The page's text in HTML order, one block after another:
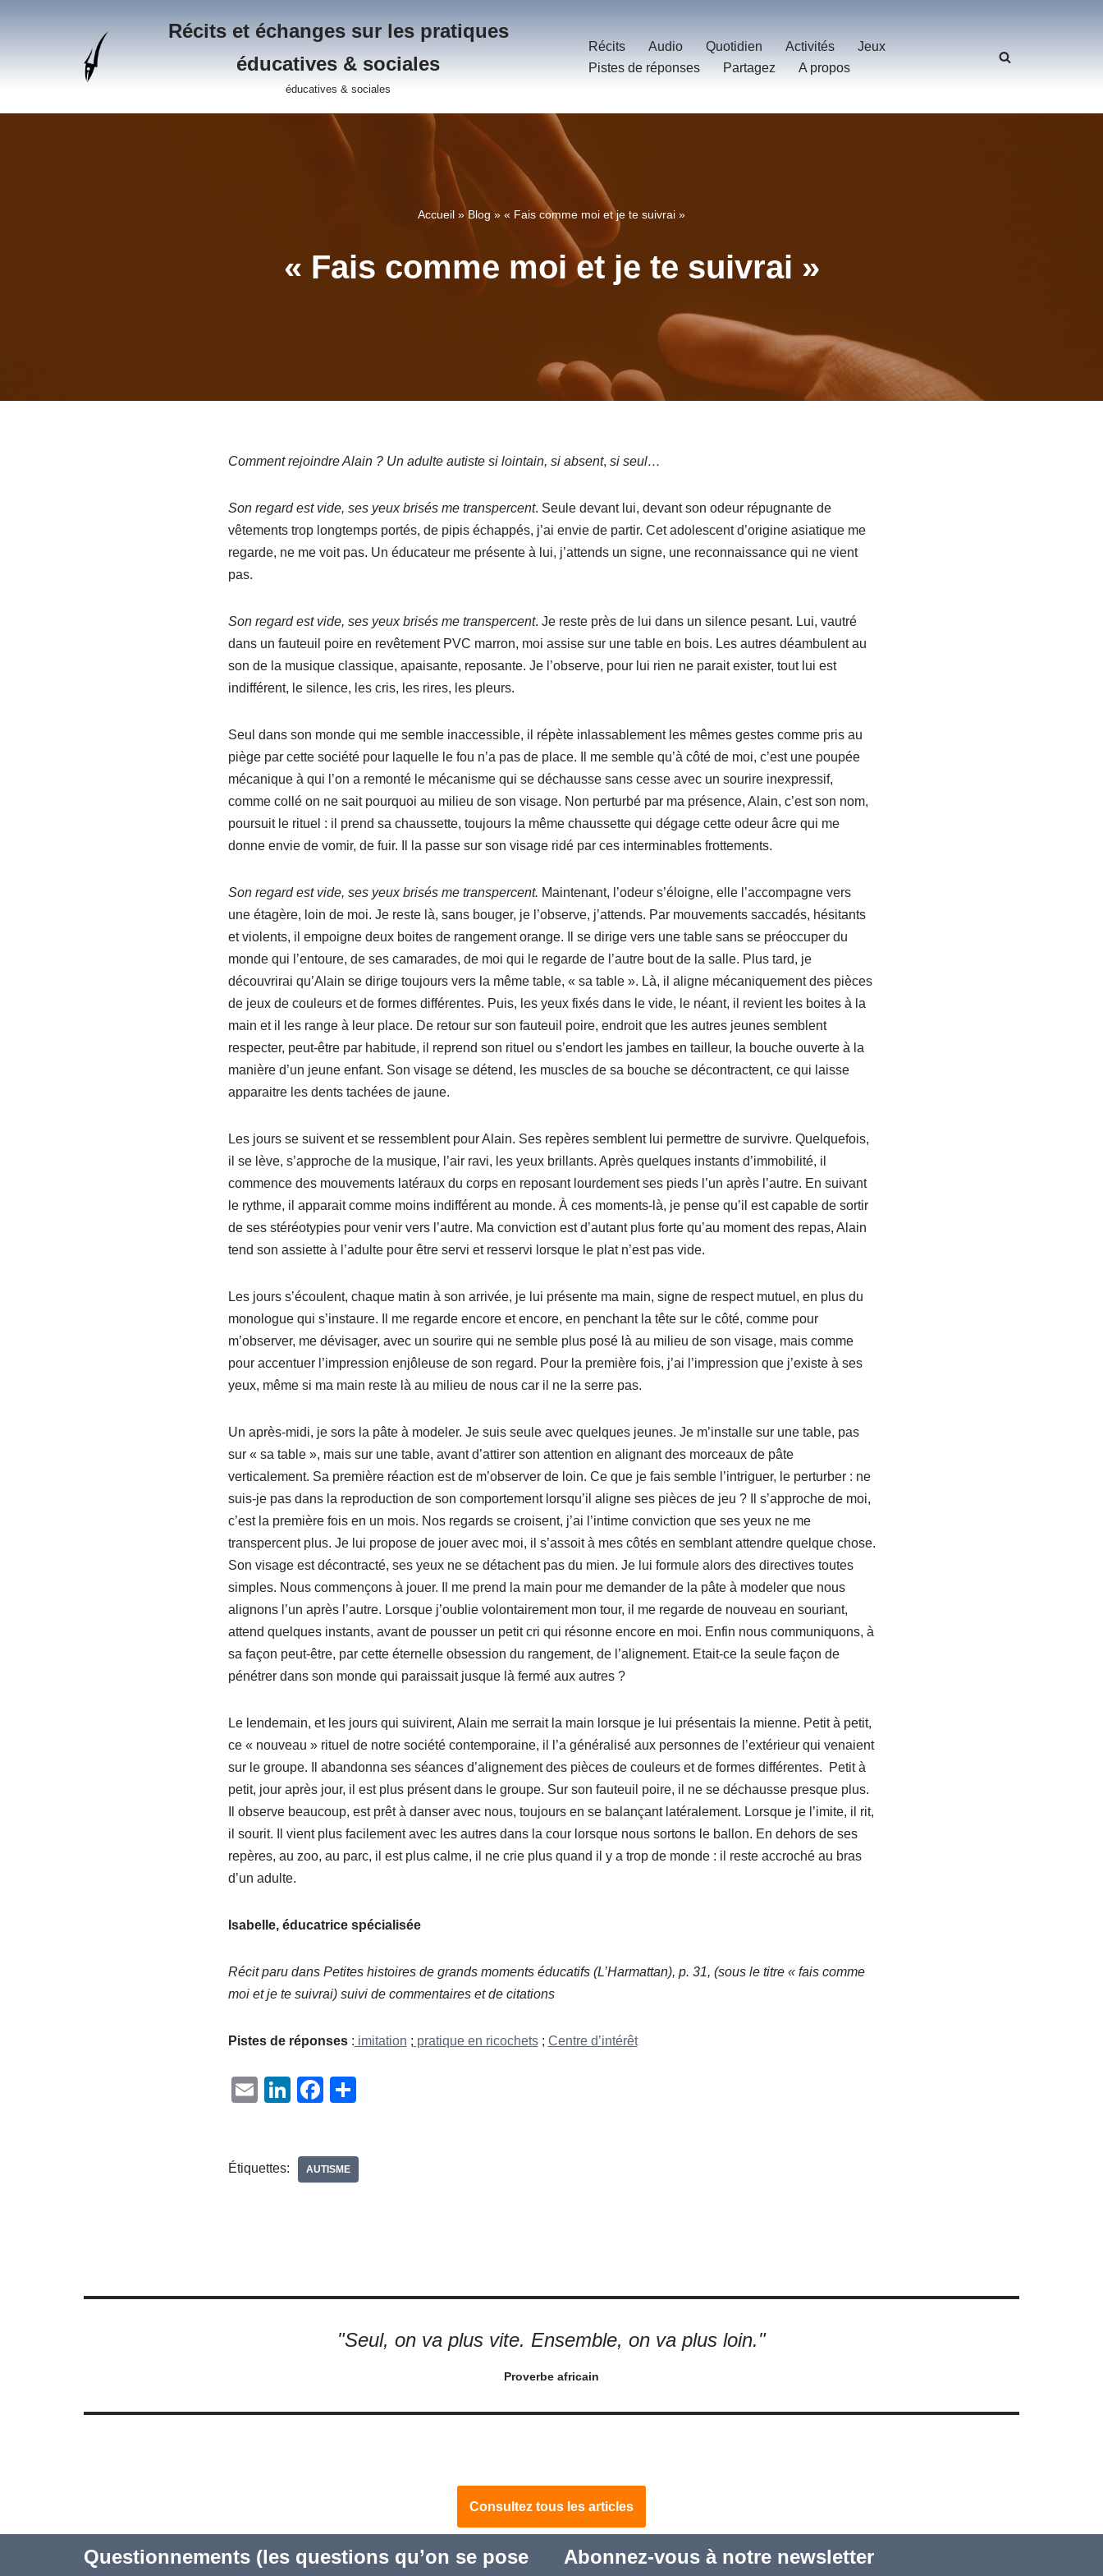
Récits et échanges sur les pratiques
éducatives & sociales
éducatives & sociales
Récits Audio Quotidien Activités
Jeux
Pistes de réponses
Partagez A propos
Accueil »Blog » « Fais comme moi et je te suivrai »
« Fais comme moi et je te suivrai »
Comment rejoindre Alain ? Un adulte autiste si lointain, si absent, si seul…
Son regard est vide, ses yeux brisés me transpercent. Seule devant lui, devant son odeur répugnante de
vêtements trop longtemps portés, de pipis échappés, j’ai envie de partir. Cet adolescent d’origine asiatique me
regarde, ne me voit pas. Un éducateur me présente à lui, j’attends un signe, une reconnaissance qui ne vient
pas.
Son regard est vide, ses yeux brisés me transpercent. Je reste près de lui dans un silence pesant. Lui, vautré
dans un fauteuil poire en revêtement PVC marron, moi assise sur une table en bois. Les autres déambulent au
son de la musique classique, apaisante, reposante. Je l’observe, pour lui rien ne parait exister, tout lui est
indifférent, le silence, les cris, les rires, les pleurs.
Seul dans son monde qui me semble inaccessible, il répète inlassablement les mêmes gestes comme pris au
piège par cette société pour laquelle le fou n’a pas de place. Il me semble qu’à côté de moi, c’est une poupée
mécanique à qui l’on a remonté le mécanisme qui se déchausse sans cesse avec un sourire inexpressif,
comme collé on ne sait pourquoi au milieu de son visage. Non perturbé par ma présence, Alain, c’est son nom,
poursuit le rituel : il prend sa chaussette, toujours la même chaussette qui dégage cette odeur âcre qui me
donne envie de vomir, de fuir. Il la passe sur son visage ridé par ces interminables frottements.
Son regard est vide, ses yeux brisés me transpercent. Maintenant, l’odeur s’éloigne, elle l’accompagne vers
une étagère, loin de moi. Je reste là, sans bouger, je l’observe, j’attends. Par mouvements saccadés, hésitants
et violents, il empoigne deux boites de rangement orange. Il se dirige vers une table sans se préoccuper du
monde qui l’entoure, de ses camarades, de moi qui le regarde de l’autre bout de la salle. Plus tard, je
découvrirai qu’Alain se dirige toujours vers la même table, « sa table ». Là, il aligne mécaniquement des pièces
de jeux de couleurs et de formes différentes. Puis, les yeux fixés dans le vide, le néant, il revient les boites à la
main et il les range à leur place. De retour sur son fauteuil poire, endroit que les autres jeunes semblent
respecter, peut-être par habitude, il reprend son rituel ou s’endort les jambes en tailleur, la bouche ouverte à la
manière d’un jeune enfant. Son visage se détend, les muscles de sa bouche se décontractent, ce qui laisse
apparaitre les dents tachées de jaune.
Les jours se suivent et se ressemblent pour Alain. Ses repères semblent lui permettre de survivre. Quelquefois,
il se lève, s’approche de la musique, l’air ravi, les yeux brillants. Après quelques instants d’immobilité, il
commence des mouvements latéraux du corps en reposant lourdement ses pieds l’un après l’autre. En suivant
le rythme, il apparait comme moins indifférent au monde. À ces moments-là, je pense qu’il est capable de sortir
de ses stéréotypies pour venir vers l’autre. Ma conviction est d’autant plus forte qu’au moment des repas, Alain
tend son assiette à l’adulte pour être servi et resservi lorsque le plat n’est pas vide.
Les jours s’écoulent, chaque matin à son arrivée, je lui présente ma main, signe de respect mutuel, en plus du
monologue qui s’instaure. Il me regarde encore et encore, en penchant la tête sur le côté, comme pour
m’observer, me dévisager, avec un sourire qui ne semble plus posé là au milieu de son visage, mais comme
pour accentuer l’impression enjôleuse de son regard. Pour la première fois, j’ai l’impression que j’existe à ses
yeux, même si ma main reste là au milieu de nous car il ne la serre pas.
Un après-midi, je sors la pâte à modeler. Je suis seule avec quelques jeunes. Je m’installe sur une table, pas
sur « sa table », mais sur une table, avant d’attirer son attention en alignant des morceaux de pâte
verticalement. Sa première réaction est de m’observer de loin. Ce que je fais semble l’intriguer, le perturber : ne
suis-je pas dans la reproduction de son comportement lorsqu’il aligne ses pièces de jeu ? Il s’approche de moi,
c’est la première fois en un mois. Nos regards se croisent, j’ai l’intime conviction que ses yeux ne me
transpercent plus. Je lui propose de jouer avec moi, il s’assoit à mes côtés en semblant attendre quelque chose.
Son visage est décontracté, ses yeux ne se détachent pas du mien. Je lui formule alors des directives toutes
simples. Nous commençons à jouer. Il me prend la main pour me demander de la pâte à modeler que nous
alignons l’un après l’autre. Lorsque j’oublie volontairement mon tour, il me regarde de nouveau en souriant,
attend quelques instants, avant de pousser un petit cri qui résonne encore en moi. Enfin nous communiquons, à
sa façon peut-être, par cette éternelle obsession du rangement, de l’alignement. Etait-ce la seule façon de
pénétrer dans son monde qui paraissait jusque là fermé aux autres ?
Le lendemain, et les jours qui suivirent, Alain me serrait la main lorsque je lui présentais la mienne. Petit à petit,
ce « nouveau » rituel de notre société contemporaine, il l’a généralisé aux personnes de l’extérieur qui venaient
sur le groupe. Il abandonna ses séances d’alignement des pièces de couleurs et de formes différentes. Petit à
petit, jour après jour, il est plus présent dans le groupe. Sur son fauteuil poire, il ne se déchausse presque plus.
Il observe beaucoup, est prêt à danser avec nous, toujours en se balançant latéralement. Lorsque je l’imite, il rit,
il sourit. Il vient plus facilement avec les autres dans la cour lorsque nous sortons le ballon. En dehors de ses
repères, au zoo, au parc, il est plus calme, il ne crie plus quand il y a trop de monde : il reste accroché au bras
d’un adulte.
Isabelle, éducatrice spécialisée
Récit paru dans Petites histoires de grands moments éducatifs (L’Harmattan), p. 31, (sous le titre « fais comme
moi et je te suivrai) suivi de commentaires et de citations
Pistes de réponses: imitation ; pratique en ricochets; Centre d’intérêt
E
Li
e
F
e
g
Étiquettes: AUTISME
"Seul, on va plus vite. Ensemble, on va plus loin."
Proverbe africain
Consultez tous les articles
Questionnements (les questions qu’on se pose Abonnez-vous à notre newsletter